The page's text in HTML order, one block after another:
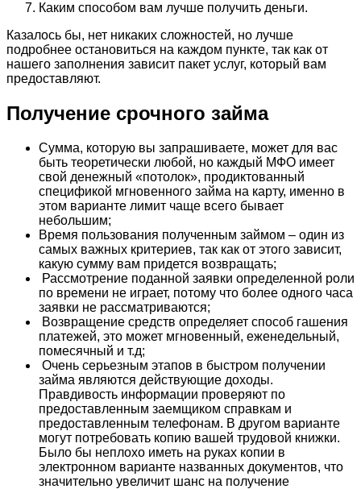
Каким способом вам лучше получить деньги.
Казалось бы, нет никаких сложностей, но лучше
подробнее остановиться на каждом пункте, так как от
нашего заполнения зависит пакет услуг, который вам
предоставляют.
Получение срочного займа
Сумма, которую вы запрашиваете, может для вас
быть теоретически любой, но каждый МФО имеет
свой денежный «потолок», продиктованный
спецификой мгновенного займа на карту, именно в
этом варианте лимит чаще всего бывает
небольшим;
Время пользования полученным займом – один из
самых важных критериев, так как от этого зависит,
какую сумму вам придется возвращать;
Рассмотрение поданной заявки определенной роли
по времени не играет, потому что более одного часа
заявки не рассматриваются;
Возвращение средств определяет способ гашения
платежей, это может мгновенный, еженедельный,
помесячный и т.д;
Очень серьезным этапов в быстром получении
займа являются действующие доходы.
Правдивость информации проверяют по
предоставленным заемщиком справкам и
предоставленным телефонам. В другом варианте
могут потребовать копию вашей трудовой книжки.
Было бы неплохо иметь на руках копии в
электронном варианте названных документов, что
значительно увеличит шанс на получение